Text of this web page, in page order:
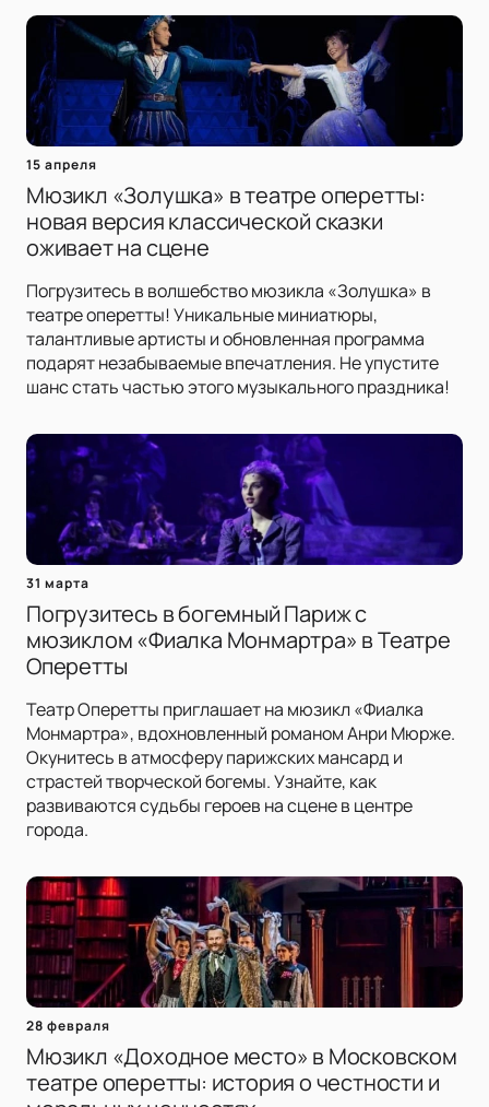
15 апреля
Мюзикл «Золушка» в театре оперетты:
новая версия классической сказки
оживает на сцене
Погрузитесь в волшебство мюзикла «Золушка» в
театре оперетты! Уникальные миниатюры,
талантливые артисты и обновленная программа
подарят незабываемые впечатления. Не упустите
шанс стать частью этого музыкального праздника!
31 марта
Погрузитесь в богемный Париж с
мюзиклом «Фиалка Монмартра» в Театре
Оперетты
Театр Оперетты приглашает на мюзикл «Фиалка
Монмартра», вдохновленный романом Анри Мюрже.
Окунитесь в атмосферу парижских мансард и
страстей творческой богемы. Узнайте, как
развиваются судьбы героев на сцене в центре
города.
28 февраля
Мюзикл «Доходное место» в Московском
театре оперетты: история о честности и